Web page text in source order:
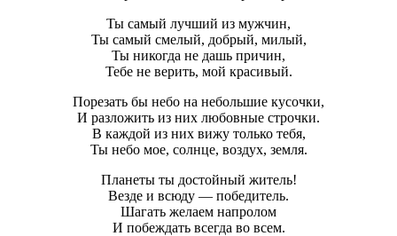
Ты самый лучший из мужчин,
Ты самый смелый, добрый, милый,
Ты никогда не дашь причин,
Тебе не верить, мой красивый.
Порезать бы небо на небольшие кусочки,
И разложить из них любовные строчки.
В каждой из них вижу только тебя,
Ты небо мое, солнце, воздух, земля.
Планеты ты достойный житель!
Везде и всюду — победитель.
Шагать желаем напролом
И побеждать всегда во всем.